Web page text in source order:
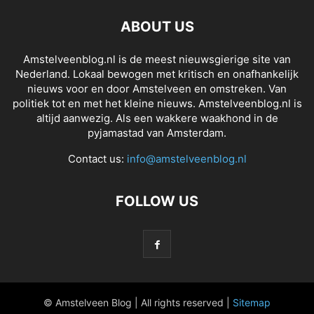
ABOUT US
Amstelveenblog.nl is de meest nieuwsgierige site van
Nederland. Lokaal bewogen met kritisch en onafhankelijk
nieuws voor en door Amstelveen en omstreken. Van
politiek tot en met het kleine nieuws. Amstelveenblog.nl is
altijd aanwezig. Als een wakkere waakhond in de
pyjamastad van Amsterdam.
Contact us: info@amstelveenblog.nl
FOLLOW US
© Amstelveen Blog | All rights reserved | Sitemap